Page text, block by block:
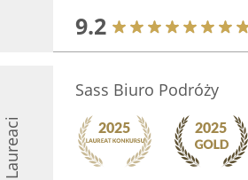
9.2
Laureaci
Sass Biuro Podróży